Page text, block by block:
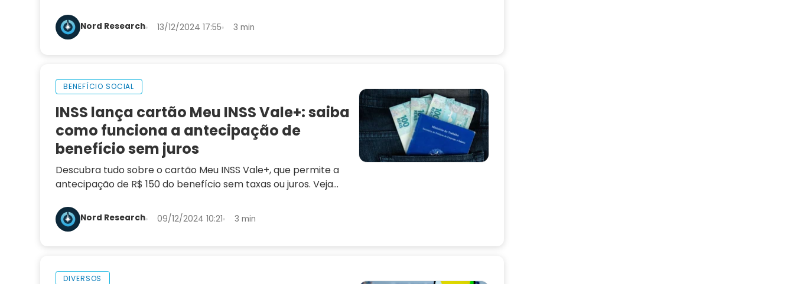
Nord Research 13/12/2024 17:55 3 min
BENEFÍCIO SOCIAL
INSS lança cartão Meu INSS Vale+: saiba
como funciona a antecipação de
benefício sem juros
Descubra tudo sobre o cartão Meu INSS Vale+, que permite a
antecipação de R$ 150 do benefício sem taxas ou juros. Veja
Nord Research 09/12/2024 10:21 3 min
DIVERSOS